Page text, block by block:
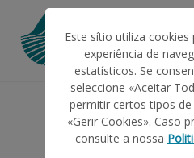
Este sítio utiliza
experiência de
estatísticos. Se
seleccione «Aceitar
permitir certos tipos
«Gerir Cookies». Caso
consulte a nossa